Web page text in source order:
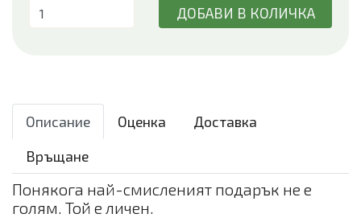
ДОБАВИ В КОЛИЧКА
Описание Оценка
Доставка
Връщане
Понякога най-смисленият подарък не е
голям. Той е личен.